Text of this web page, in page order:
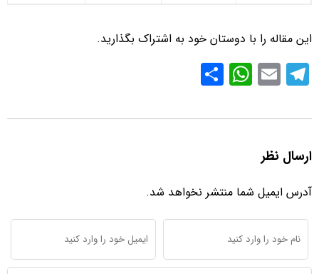
این مقاله را با دوستان خود به اشتراک بگذارید.
T
el
e
gr
a
m
E
m
ail
W
h
at
p
p
ar
ارسال نظر
آدرس ایمیل شما منتشر نخواهد شد.